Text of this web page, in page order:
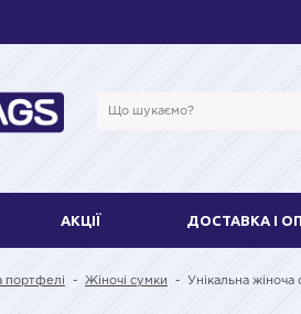
АКЦІЇ ДОСТАВКА І
портфелі - Жіночі сумки - Унікальна жіноча